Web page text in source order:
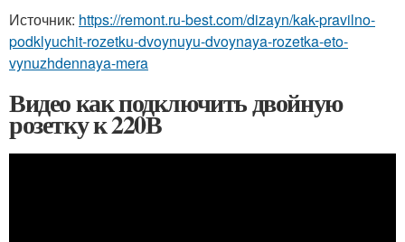
Источник: https://remont.ru-best.com/dizayn/kak-pravilno-
podklyuchit-rozetku-dvoynuyu-dvoynaya-rozetka-eto-
vynuzhdennaya-mera
Видео как подключить двойную
розетку к 220В